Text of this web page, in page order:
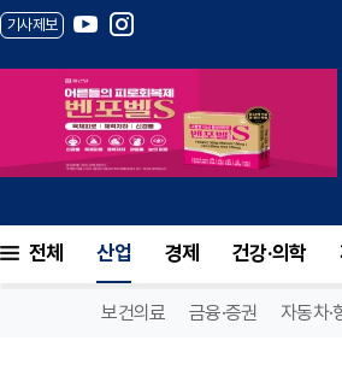
기사제보
전체 산업 경제 건강·의학
보건의료 금융·증권 자동차·